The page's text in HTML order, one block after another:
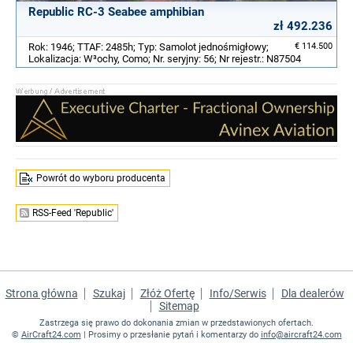
Republic RC-3 Seabee amphibian
zł 492.236
€ 114.500
Rok: 1946; TTAF: 2485h; Typ: Samolot jednośmigłowy;
Lokalizacja: W³ochy, Como; Nr. seryjny: 56; Nr rejestr.: N87504
Powrót do wyboru producenta
RSS-Feed 'Republic'
Strona główna Szukaj Złóż Ofertę Info/Serwis
Dla dealerów
Sitemap
Zastrzega się prawo do dokonania zmian w przedstawionych ofertach.
© AirCraft24.com | Prosimy o przesłanie pytań i komentarzy do info@aircraft24.com